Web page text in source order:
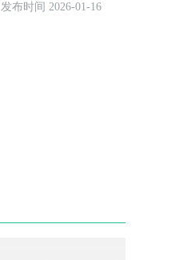
发布时间 2026-01-16